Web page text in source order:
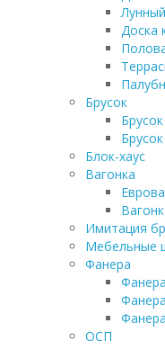
Доска
Брусок
Блок-хаус
Вагонка
Имитация
Мебельные
Фанера
ОСП